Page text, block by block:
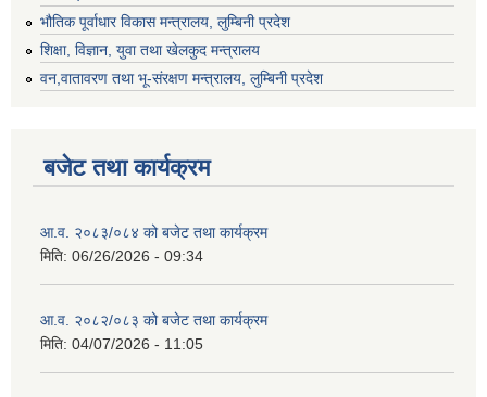
भौतिक पूर्वाधार विकास मन्त्रालय, लुम्बिनी प्रदेश
शिक्षा, विज्ञान, युवा तथा खेलकुद मन्‍‍त्रालय
वन,वातावरण तथा भू-संरक्षण मन्त्रालय, लुम्बिनी प्रदेश
बजेट तथा कार्यक्रम
आ.व. २०८३/०८४ को बजेट तथा कार्यक्रम
मिति: 06/26/2026 - 09:34
आ.व. २०८२/०८३ को बजेट तथा कार्यक्रम
मिति: 04/07/2026 - 11:05